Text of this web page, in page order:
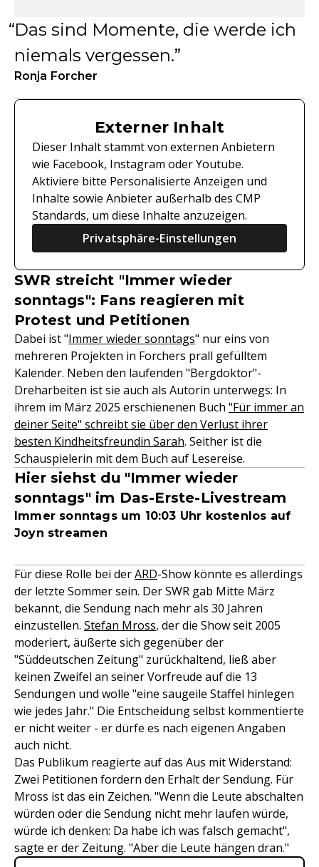
Das sind Momente, die werde ich
niemals vergessen.
Ronja Forcher
Externer Inhalt
Dieser Inhalt stammt von externen Anbietern
wie Facebook, Instagram oder Youtube.
Aktiviere bitte Personalisierte Anzeigen und
Inhalte sowie Anbieter außerhalb des CMP
Standards, um diese Inhalte anzuzeigen.
Privatsphäre-Einstellungen
SWR streicht "Immer wieder
sonntags": Fans reagieren mit
Protest und Petitionen
Dabei ist "Immer wieder sonntags" nur eins von
mehreren Projekten in Forchers prall gefülltem
Kalender. Neben den laufenden "Bergdoktor"-
Dreharbeiten ist sie auch als Autorin unterwegs: In
ihrem im März 2025 erschienenen Buch "Für immer an
deiner Seite" schreibt sie über den Verlust ihrer
besten Kindheitsfreundin Sarah. Seither ist die
Schauspielerin mit dem Buch auf Lesereise.
Hier siehst du "Immer wieder
sonntags" im Das-Erste-Livestream
Immer sonntags um 10:03 Uhr kostenlos auf
Joyn streamen
Für diese Rolle bei derARD-Show könnte es allerdings
der letzte Sommer sein. Der SWR gab Mitte März
bekannt, die Sendung nach mehr als 30 Jahren
einzustellen. Stefan Mross, der die Show seit 2005
moderiert, äußerte sich gegenüber der
"Süddeutschen Zeitung" zurückhaltend, ließ aber
keinen Zweifel an seiner Vorfreude auf die 13
Sendungen und wolle "eine saugeile Staffel hinlegen
wie jedes Jahr." Die Entscheidung selbst kommentierte
er nicht weiter - er dürfe es nach eigenen Angaben
auch nicht.
Das Publikum reagierte auf das Aus mit Widerstand:
Zwei Petitionen fordern den Erhalt der Sendung. Für
Mross ist das ein Zeichen. "Wenn die Leute abschalten
würden oder die Sendung nicht mehr laufen würde,
würde ich denken: Da habe ich was falsch gemacht",
sagte er der Zeitung. "Aber die Leute hängen dran."